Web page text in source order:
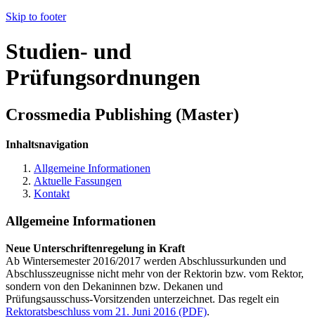
Skip to footer
Studien- und
Prüfungsordnungen
Crossmedia Publishing (Master)
Inhaltsnavigation
Allgemeine Informationen
Aktuelle Fassungen
Kontakt
Allgemeine Informationen
Neue Unterschriftenregelung in Kraft
Ab Wintersemester 2016/2017 werden Abschlussurkunden und
Abschlusszeugnisse nicht mehr von der Rektorin bzw. vom Rektor,
sondern von den Dekaninnen bzw. Dekanen und
Prüfungsausschuss-Vorsitzenden unterzeichnet. Das regelt ein
Rektoratsbeschluss vom 21. Juni 2016 (PDF).